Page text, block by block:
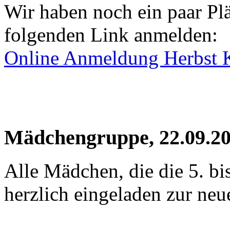
Wir haben noch ein paar
folgenden Link anmelden:
Online Anmeldung Herbst
Mädchengruppe,
Alle Mädchen, die die 5.
herzlich eingeladen zur